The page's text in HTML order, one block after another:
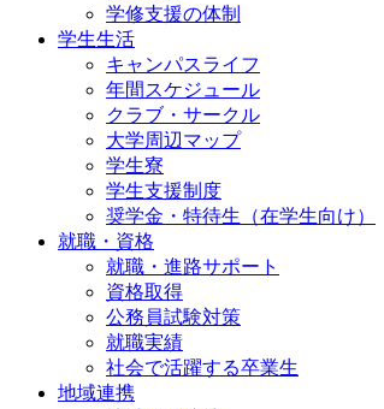
学修支援の体制
学生生活
キャンパスライフ
年間スケジュール
クラブ・サークル
大学周辺マップ
学生寮
学生支援制度
奨学金・特待生（在学生向け）
就職・資格
就職・進路サポート
資格取得
公務員試験対策
就職実績
社会で活躍する卒業生
地域連携